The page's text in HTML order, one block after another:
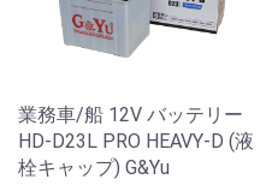
業務車/船 12V バッテリー
HD-D23L PRO HEAVY-D (液
栓キャップ) G&Yu